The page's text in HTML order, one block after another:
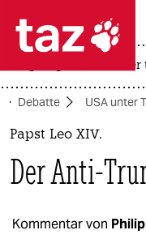
 taz
themen
politik
öko
usa
Debatte USA unter
Papst Leo XIV.
Der Anti-
Kommentar von